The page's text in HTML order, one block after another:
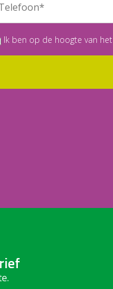
Ik ben op de hoogte van het